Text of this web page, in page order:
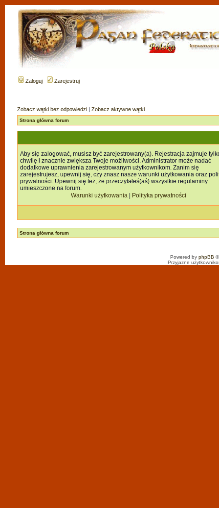
Zaloguj Zarejestruj
Zobacz wątki bez odpowiedzi | Zobacz aktywne wątki
Strona główna forum
Aby się zalogować, musisz być zarejestrowany(a). Rejestracja zajmuje
chwilę i znacznie zwiększa Twoje możliwości. Administrator może nadać
dodatkowe uprawnienia zarejestrowanym użytkownikom. Zanim się
zarejestrujesz, upewnij się, czy znasz nasze warunki użytkowania oraz
prywatności. Upewnij się też, że przeczytałeś(aś) wszystkie regulaminy
umieszczone na forum.
Warunki użytkowania| Polityka prywatności
Strona główna forum
Powered by phpBB
Przyjazne